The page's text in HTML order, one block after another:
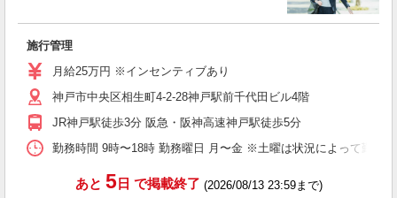
施行管理
月給25万円 ※インセンティブあり
神戸市中央区相生町4-2-28神戸駅前千代田ビル4階
JR神戸駅徒歩3分 阪急・阪神高速神戸駅徒歩5分
勤務時間 9時〜18時 勤務曜日 月〜金 ※土曜は状況によって勤務
あと 5日 で掲載終了 (2026/08/13 23:59まで)